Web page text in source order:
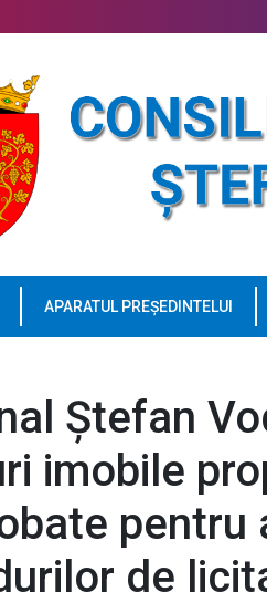
APARATUL PREȘEDINTELUI
Ștefan
imobile
de